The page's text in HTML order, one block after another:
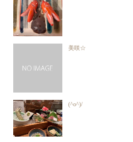
美咲☆
(^o^)/